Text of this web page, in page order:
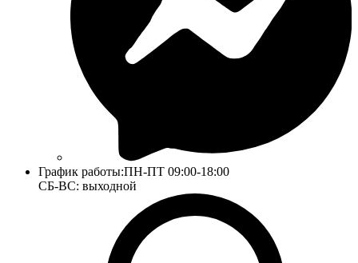
График работы:ПН-ПТ 09:00-18:00
СБ-ВС: выходной